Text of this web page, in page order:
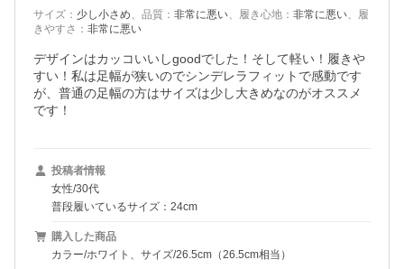
サイズ ： 少し小さめ、 品質 ： 非常に悪い、 履き心地 ： 非常に悪い、 履
きやすさ ： 非常に悪い
デザインはカッコいいしgoodでした！そして軽い！履きや
すい！私は足幅が狭いのでシンデレラフィットで感動です
が、普通の足幅の方はサイズは少し大きめなのがオススメ
です！
投稿者情報
女性/30代
普段履いているサイズ：24cm
購入した商品
カラー/ホワイト、サイズ/26.5cm（26.5cm相当）